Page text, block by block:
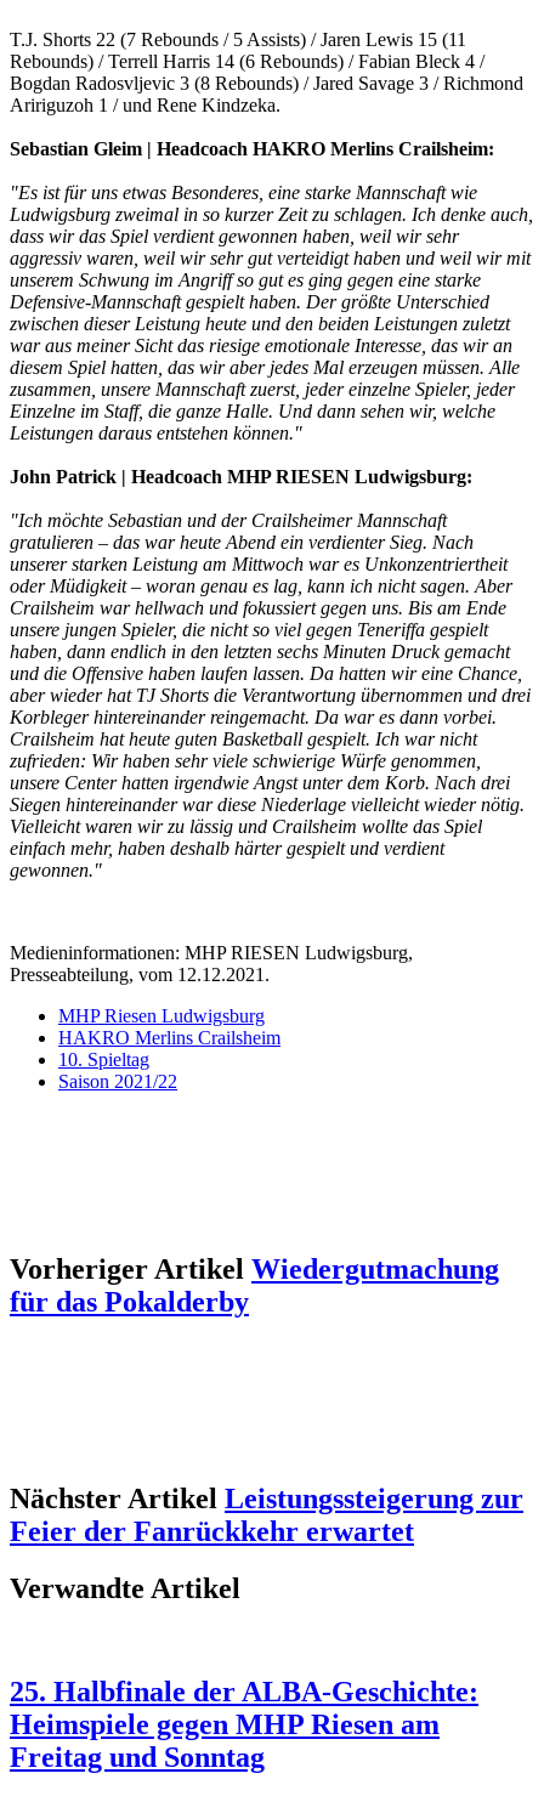
T.J. Shorts 22 (7 Rebounds / 5 Assists) / Jaren Lewis 15 (11
Rebounds) / Terrell Harris 14 (6 Rebounds) / Fabian Bleck 4 /
Bogdan Radosvljevic 3 (8 Rebounds) / Jared Savage 3 / Richmond
Aririguzoh 1 / und Rene Kindzeka.
Sebastian Gleim | Headcoach HAKRO Merlins Crailsheim:
"Es ist für uns etwas Besonderes, eine starke Mannschaft wie
Ludwigsburg zweimal in so kurzer Zeit zu schlagen. Ich denke auch,
dass wir das Spiel verdient gewonnen haben, weil wir sehr
aggressiv waren, weil wir sehr gut verteidigt haben und weil wir mit
unserem Schwung im Angriff so gut es ging gegen eine starke
Defensive-Mannschaft gespielt haben. Der größte Unterschied
zwischen dieser Leistung heute und den beiden Leistungen zuletzt
war aus meiner Sicht das riesige emotionale Interesse, das wir an
diesem Spiel hatten, das wir aber jedes Mal erzeugen müssen. Alle
zusammen, unsere Mannschaft zuerst, jeder einzelne Spieler, jeder
Einzelne im Staff, die ganze Halle. Und dann sehen wir, welche
Leistungen daraus entstehen können."
John Patrick | Headcoach MHP RIESEN Ludwigsburg:
"Ich möchte Sebastian und der Crailsheimer Mannschaft
gratulieren – das war heute Abend ein verdienter Sieg. Nach
unserer starken Leistung am Mittwoch war es Unkonzentriertheit
oder Müdigkeit – woran genau es lag, kann ich nicht sagen. Aber
Crailsheim war hellwach und fokussiert gegen uns. Bis am Ende
unsere jungen Spieler, die nicht so viel gegen Teneriffa gespielt
haben, dann endlich in den letzten sechs Minuten Druck gemacht
und die Offensive haben laufen lassen. Da hatten wir eine Chance,
aber wieder hat TJ Shorts die Verantwortung übernommen und drei
Korbleger hintereinander reingemacht. Da war es dann vorbei.
Crailsheim hat heute guten Basketball gespielt. Ich war nicht
zufrieden: Wir haben sehr viele schwierige Würfe genommen,
unsere Center hatten irgendwie Angst unter dem Korb. Nach drei
Siegen hintereinander war diese Niederlage vielleicht wieder nötig.
Vielleicht waren wir zu lässig und Crailsheim wollte das Spiel
einfach mehr, haben deshalb härter gespielt und verdient
gewonnen."
Medieninformationen: MHP RIESEN Ludwigsburg,
Presseabteilung, vom 12.12.2021.
MHP Riesen Ludwigsburg
HAKRO Merlins Crailsheim
10. Spieltag
Saison 2021/22
Vorheriger Artikel Wiedergutmachung
für das Pokalderby
Nächster Artikel Leistungssteigerung zur
Feier der Fanrückkehr erwartet
Verwandte Artikel
25. Halbfinale der ALBA-Geschichte:
Heimspiele gegen MHP Riesen am
Freitag und Sonntag